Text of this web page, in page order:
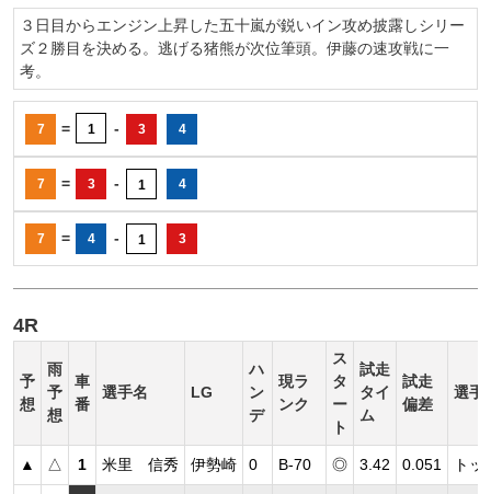
３日目からエンジン上昇した五十嵐が鋭いイン攻め披露しシリー
ズ２勝目を決める。逃げる猪熊が次位筆頭。伊藤の速攻戦に一
考。
7 = 1 - 3 4
7 = 3 - 1 4
7 = 4 - 1 3
4R
予
想
雨
予
想
車
番
選手名 LG
ハ
ン
デ
現ラ
ンク
ス
タ
ー
ト
試走
タイ
ム
試走
偏差
選手
▲ △ 1 米里 信秀 伊勢崎 0 B-70 ◎ 3.42 0.051 ト